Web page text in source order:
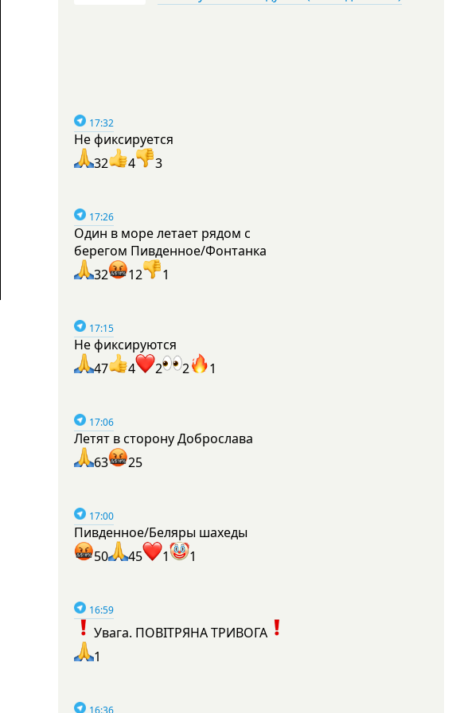
17:32
Не фиксируется
32
4 3
17:26
Один в море летает рядом с
берегом Пивденное/Фонтанка
32
12 1
17:15
Не фиксируются
47
4 2 2 1
17:06
Летят в сторону Доброслава
63
25
17:00
Пивденное/Беляры шахеды
50
45 1 1
16:59
Увага. ПОВІТРЯНА ТРИВОГА
1
16:36